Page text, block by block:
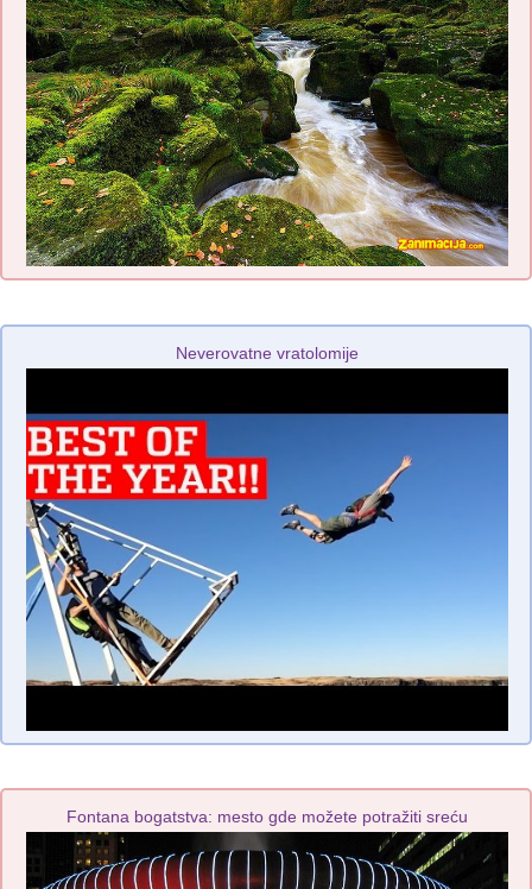
Neverovatne vratolomije
Fontana bogatstva: mesto gde možete potražiti sreću